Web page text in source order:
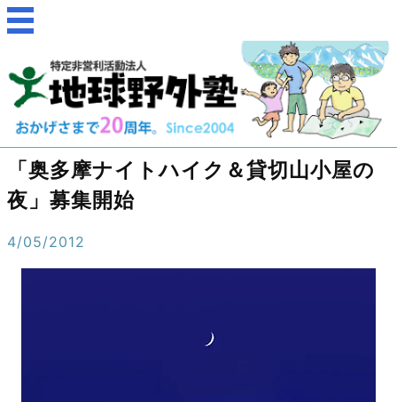
「奥多摩ナイトハイク＆貸切山小屋の
夜」募集開始
4/05/2012